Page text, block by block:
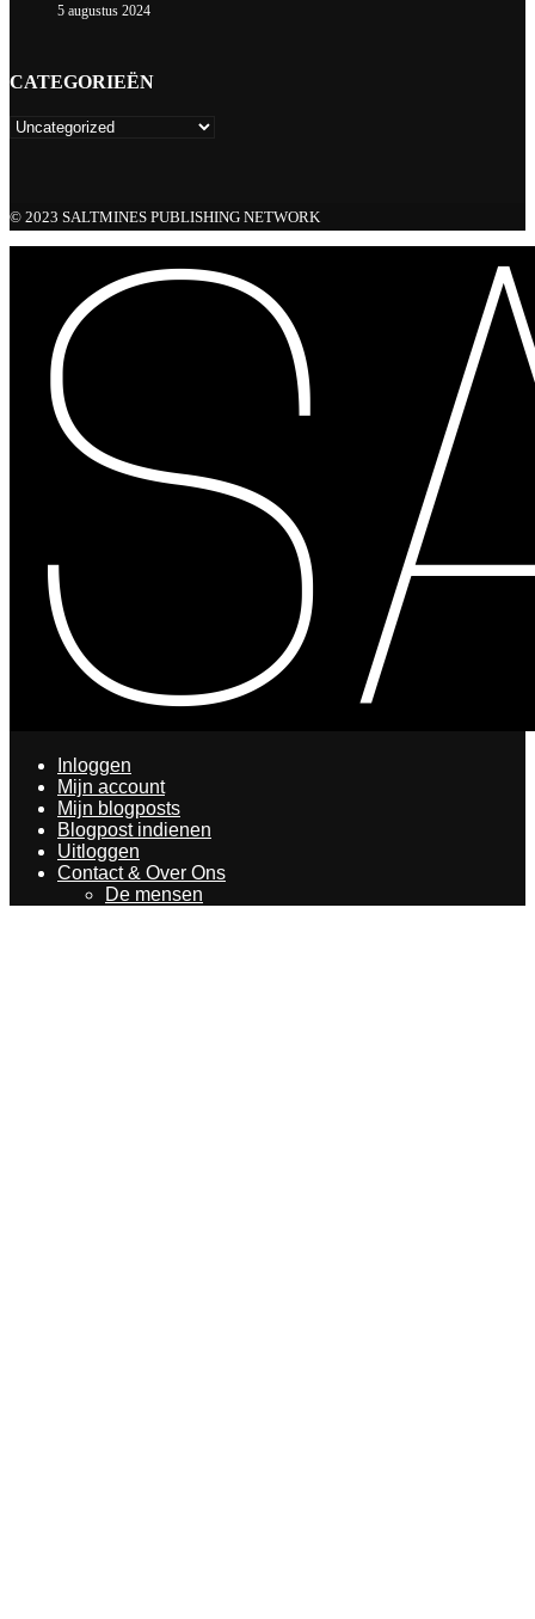
5 augustus 2024
CATEGORIEËN
© 2023 SALTMINES PUBLISHING NETWORK
Inloggen
Mijn account
Mijn blogposts
Blogpost indienen
Uitloggen
Contact & Over Ons
De mensen